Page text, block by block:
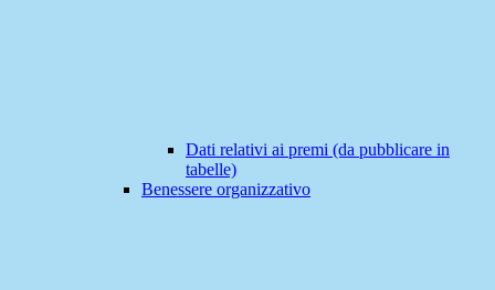
Dati relativi ai premi (da pubblicare in
tabelle)
Benessere organizzativo